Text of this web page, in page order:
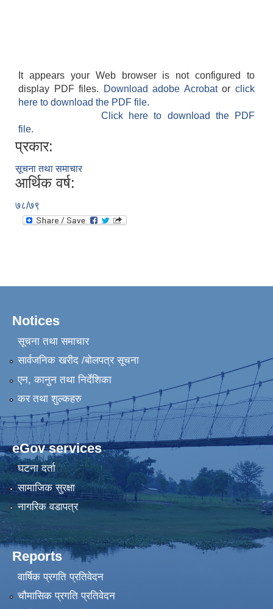
It appears your Web browser is not configured to
display PDF files.
Download adobe Acrobatorclick
here to download the PDF file.
Click here to download the PDF
file.
प्रकार:
सूचना तथा समाचार
आर्थिक वर्ष:
७८/७९
Notices
सूचना तथा समाचार
सार्वजनिक खरीद /बोलपत्र सूचना
एन, कानुन तथा निर्देशिका
कर तथा शुल्कहरु
eGov services
घटना दर्ता
सामाजिक सुरक्षा
नागरिक वडापत्र
Reports
वार्षिक प्रगति प्रतिवेदन
चौमासिक प्रगति प्रतिवेदन